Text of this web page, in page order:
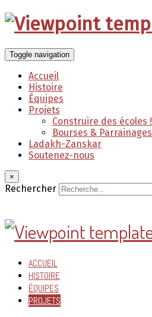
Toggle navigation
Accueil
Histoire
Équipes
Projets
Construire des écoles !
Bourses & Parrainages
Ladakh-Zanskar
Soutenez-nous
×
Rechercher
ACCUEIL
HISTOIRE
ÉQUIPES
PROJETS